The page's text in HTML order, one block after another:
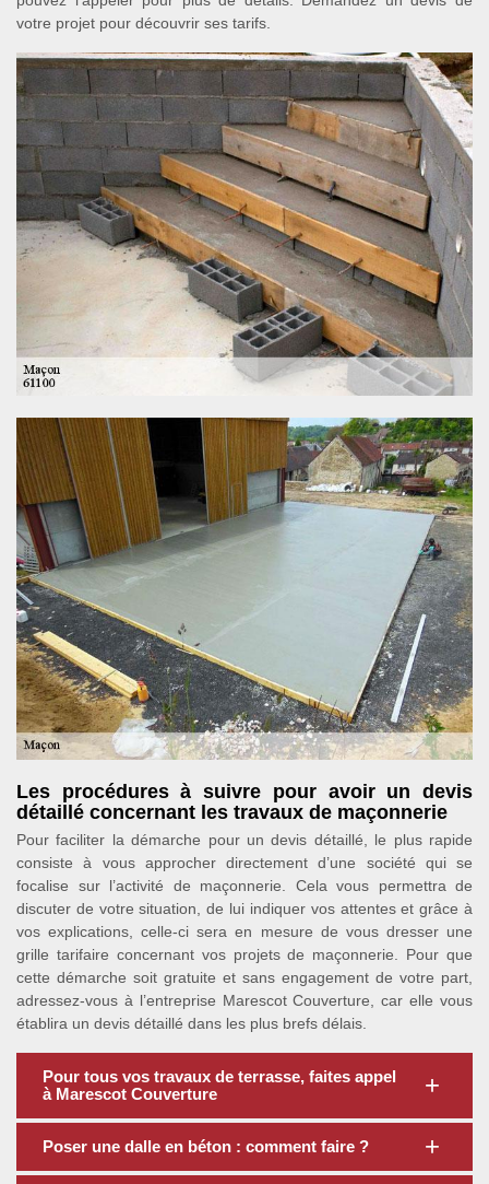
votre projet pour découvrir ses tarifs.
Les procédures à suivre pour avoir un devis
détaillé concernant les travaux de maçonnerie
Pour faciliter la démarche pour un devis détaillé, le plus rapide
consiste à vous approcher directement d’une société qui se
focalise sur l’activité de maçonnerie. Cela vous permettra de
discuter de votre situation, de lui indiquer vos attentes et grâce à
vos explications, celle-ci sera en mesure de vous dresser une
grille tarifaire concernant vos projets de maçonnerie. Pour que
cette démarche soit gratuite et sans engagement de votre part,
adressez-vous à l’entreprise Marescot Couverture, car elle vous
établira un devis détaillé dans les plus brefs délais.
Pour tous vos travaux de terrasse, faites appel
à Marescot Couverture
Poser une dalle en béton : comment faire ?